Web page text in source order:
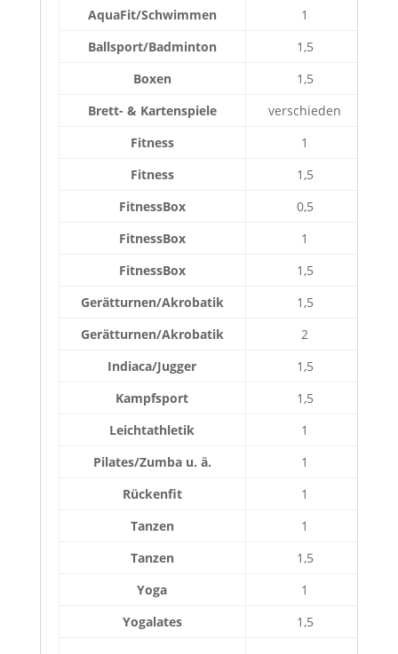
AquaFit/Schwimmen
1
Ballsport/Badminton
1,5
Boxen
1,5
Brett- & Kartenspiele
verschieden
Fitness
1
Fitness
1,5
FitnessBox
0,5
FitnessBox
1
FitnessBox
1,5
Gerätturnen/Akrobatik
1,5
Gerätturnen/Akrobatik
2
Indiaca/Jugger
1,5
Kampfsport
1,5
Leichtathletik
1
Pilates/Zumba u. ä.
1
Rückenfit
1
Tanzen
1
Tanzen
1,5
Yoga
1
Yogalates
1,5